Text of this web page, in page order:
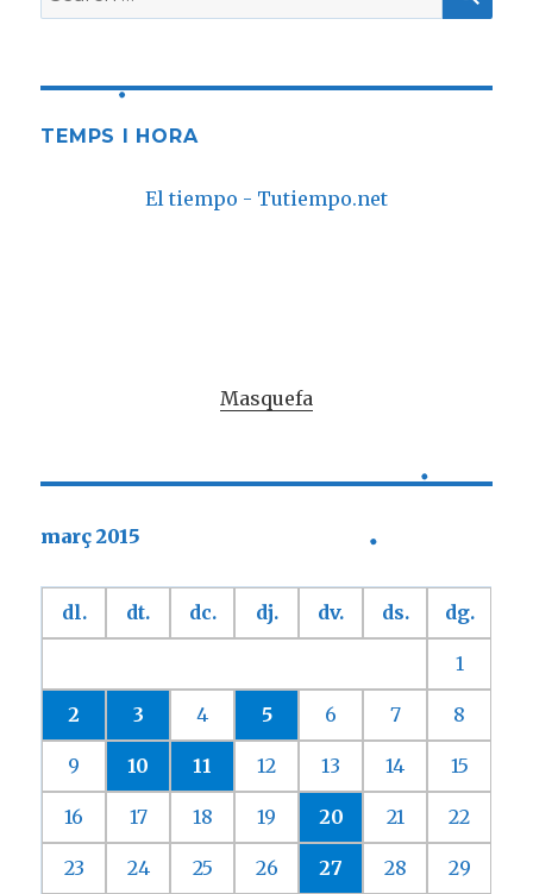
for:
TEMPS I HORA
El tiempo - Tutiempo.net
Masquefa
març 2015
dl. dt. dc. dj. dv. ds. dg.
1
2 3 4 5 6 7 8
9 10 11 12 13 14 15
16 17 18 19 20 21 22
23 24 25 26 27 28 29